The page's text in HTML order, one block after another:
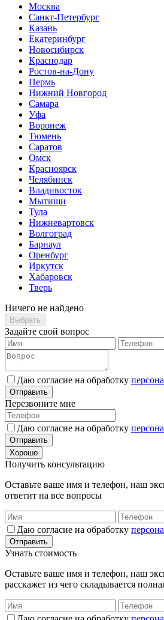
Москва
Санкт-Петербург
Казань
Екатеринбург
Новосибирск
Краснодар
Ростов-на-Дону
Пермь
Нижний Новгород
Самара
Уфа
Воронеж
Тюмень
Саратов
Омск
Красноярск
Челябинск
Владивосток
Мытищи
Тула
Нижневартовск
Волгоград
Барнаул
Оренбург
Иркутск
Хабаровск
Тверь
Ничего не найдено
Выбрать
Задайте свой вопрос
Даю согласие на обработку
Отправить
Перезвоните мне
Даю согласие на обработку
Отправить
Хорошо
Получить консультацию
Оставьте ваше имя и телефон, наш
ответит на все вопросы
Даю согласие на обработку
Отправить
Узнать стоимость
Оставьте ваше имя и телефон, наш
расскажет из чего складывается